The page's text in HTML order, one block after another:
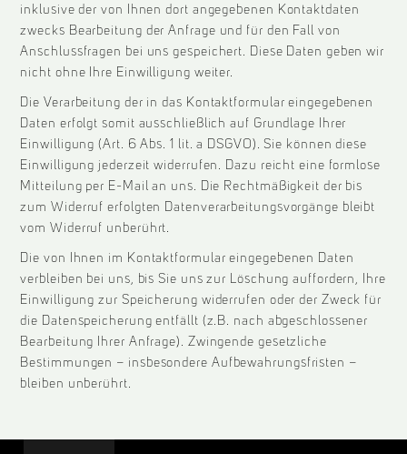
inklusive der von Ihnen dort angegebenen Kontaktdaten
zwecks Bearbeitung der Anfrage und für den Fall von
Anschlussfragen bei uns gespeichert. Diese Daten geben wir
nicht ohne Ihre Einwilligung weiter.
Die Verarbeitung der in das Kontaktformular eingegebenen
Daten erfolgt somit ausschließlich auf Grundlage Ihrer
Einwilligung (Art. 6 Abs. 1 lit. a DSGVO). Sie können diese
Einwilligung jederzeit widerrufen. Dazu reicht eine formlose
Mitteilung per E-Mail an uns. Die Rechtmäßigkeit der bis
zum Widerruf erfolgten Datenverarbeitungsvorgänge bleibt
vom Widerruf unberührt.
Die von Ihnen im Kontaktformular eingegebenen Daten
verbleiben bei uns, bis Sie uns zur Löschung auffordern, Ihre
Einwilligung zur Speicherung widerrufen oder der Zweck für
die Datenspeicherung entfällt (z.B. nach abgeschlossener
Bearbeitung Ihrer Anfrage). Zwingende gesetzliche
Bestimmungen – insbesondere Aufbewahrungsfristen –
bleiben unberührt.